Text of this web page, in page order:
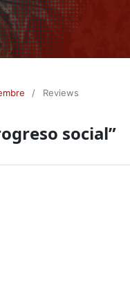
/ Reviews
social”